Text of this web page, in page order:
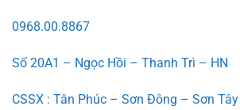
0968.00.8867
Số 20A1 – Ngọc Hồi – Thanh Trì – HN
CSSX : Tân Phúc – Sơn Đông – Sơn